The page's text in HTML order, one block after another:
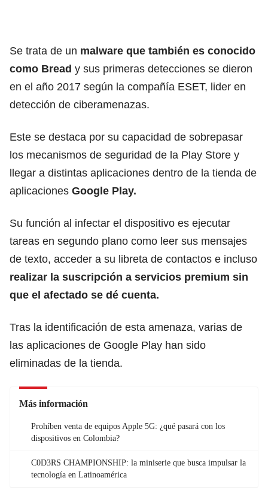
Se trata de un malware que también es conocido
como Bread y sus primeras detecciones se dieron
en el año 2017 según la compañía ESET, lider en
detección de ciberamenazas.
Este se destaca por su capacidad de sobrepasar
los mecanismos de seguridad de la Play Store y
llegar a distintas aplicaciones dentro de la tienda de
aplicaciones Google Play.
Su función al infectar el dispositivo es ejecutar
tareas en segundo plano como leer sus mensajes
de texto, acceder a su libreta de contactos e incluso
realizar la suscripción a servicios premium sin
que el afectado se dé cuenta.
Tras la identificación de esta amenaza, varias de
las aplicaciones de Google Play han sido
eliminadas de la tienda.
Más información
Prohíben venta de equipos Apple 5G: ¿qué pasará con los
dispositivos en Colombia?
C0D3RS CHAMPIONSHIP: la miniserie que busca impulsar la
tecnología en Latinoamérica